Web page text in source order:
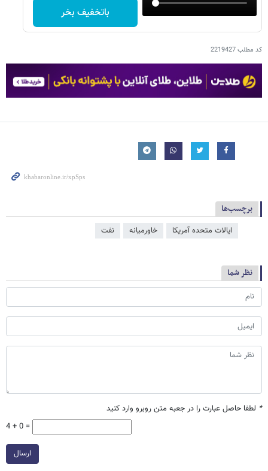
باتخفیف بخر
کد مطلب2219427
برچسب‌ها
ایالات متحده آمریکا خاورمیانه نفت
نظر شما
* لطفا حاصل عبارت را در جعبه متن روبرو وارد کنید
4 + 0 =
ارسال